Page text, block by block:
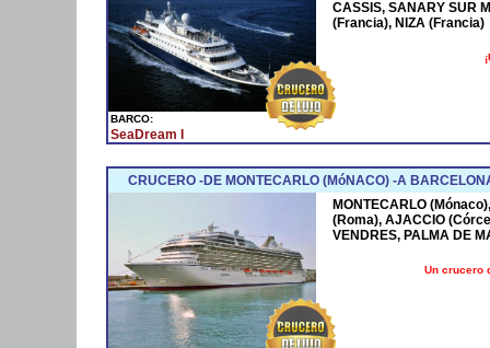
BARCO:
SeaDream I
CASSIS, SANARY SUR
(Francia), NIZA (Francia)
CRUCERO -DE MONTECARLO (MóNACO) -A
MONTECARLO
(Roma), AJACCIO
VENDRES, PALMA DE
Un crucero